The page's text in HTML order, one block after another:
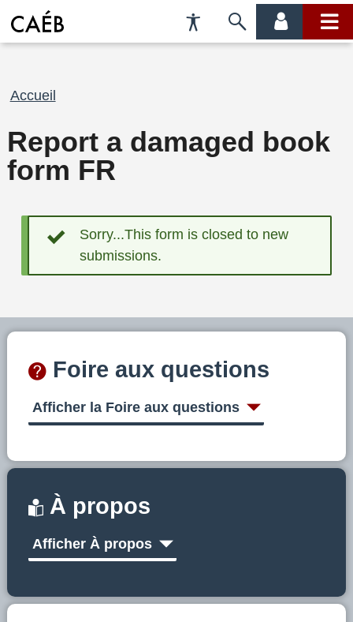
Préférences
d'accessibilité
Passer
menu
menu
Fil
Accueil
Report a damaged book
form FR
Message
d'état
Sorry...This form is closed to new
submissions.
Foire aux questions
Afficher la Foire aux questions
À propos
Afficher À propos